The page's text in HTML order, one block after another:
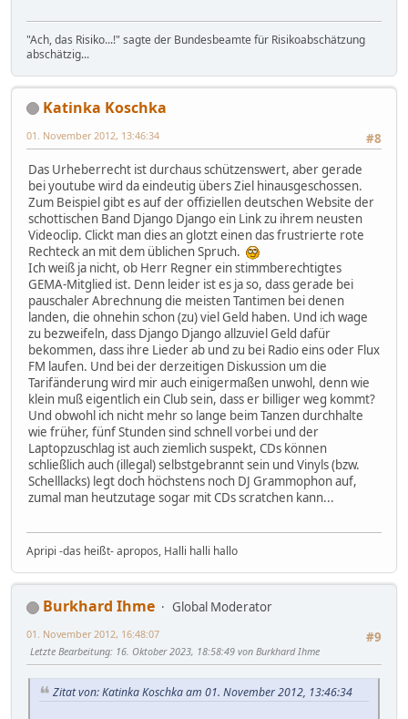
"Ach, das Risiko...!" sagte der Bundesbeamte für Risikoabschätzung
abschätzig...
Katinka Koschka
#8
01. November 2012, 13:46:34
Das Urheberrecht ist durchaus schützenswert, aber gerade
bei youtube wird da eindeutig übers Ziel hinausgeschossen.
Zum Beispiel gibt es auf der offiziellen deutschen Website der
schottischen Band Django Django ein Link zu ihrem neusten
Videoclip. Clickt man dies an glotzt einen das frustrierte rote
Rechteck an mit dem üblichen Spruch.
Ich weiß ja nicht, ob Herr Regner ein stimmberechtigtes
GEMA-Mitglied ist. Denn leider ist es ja so, dass gerade bei
pauschaler Abrechnung die meisten Tantimen bei denen
landen, die ohnehin schon (zu) viel Geld haben. Und ich wage
zu bezweifeln, dass Django Django allzuviel Geld dafür
bekommen, dass ihre Lieder ab und zu bei Radio eins oder Flux
FM laufen. Und bei der derzeitigen Diskussion um die
Tarifänderung wird mir auch einigermaßen unwohl, denn wie
klein muß eigentlich ein Club sein, dass er billiger weg kommt?
Und obwohl ich nicht mehr so lange beim Tanzen durchhalte
wie früher, fünf Stunden sind schnell vorbei und der
Laptopzuschlag ist auch ziemlich suspekt, CDs können
schließlich auch (illegal) selbstgebrannt sein und Vinyls (bzw.
Schelllacks) legt doch höchstens noch DJ Grammophon auf,
zumal man heutzutage sogar mit CDs scratchen kann...
Apripi -das heißt- apropos, Halli halli hallo
Burkhard Ihme
Global Moderator
#9
01. November 2012, 16:48:07
Letzte Bearbeitung: 16. Oktober 2023, 18:58:49 von Burkhard Ihme
Zitat von: Katinka Koschka am 01. November 2012, 13:46:34